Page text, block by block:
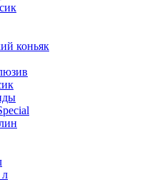
коньяк